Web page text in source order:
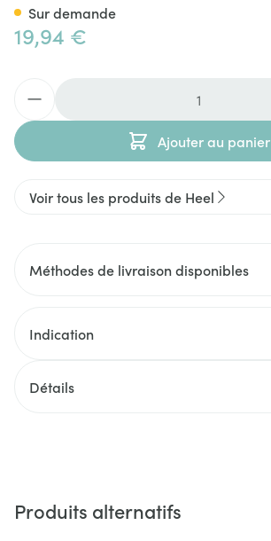
19,94 €
Ajouter au panier
Sur demande
Voir tous les produits de Heel
Méthodes de livraison disponibles
Indication
Détails
Produits alternatifs